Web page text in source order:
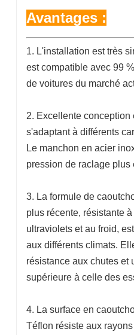
Avantages :
1. L'installation est très
est compatible avec 99
de voitures du marché
2. Excellente conception
s'adaptant à différents
Le manchon en acier
pression de raclage plus
3. La formule de
plus récente, résistante
ultraviolets et au froid,
aux différents climats.
résistance aux chutes et
supérieure à celle des
4. La surface en
Téflon résiste aux